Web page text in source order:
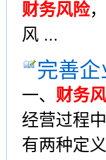
财务风险
风 ...
完善企
一、 财务
经营过程
有两种定